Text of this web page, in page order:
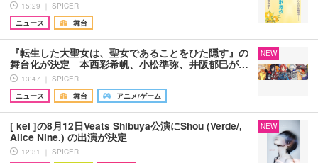
15:29 ｜ SPICER
ニュース
舞台
『転生した大聖女は、聖女であることをひた隠す』の
舞台化が決定 本西彩希帆、小松準弥、井阪郁巳が…
13:47 ｜ SPICER
ニュース
舞台 アニメ/ゲーム
NEW
[ kei ]の8月12日Veats Shibuya公演にShou (Verde/,
Alice Nine.) の出演が決定
12:31 ｜ SPICER
NEW